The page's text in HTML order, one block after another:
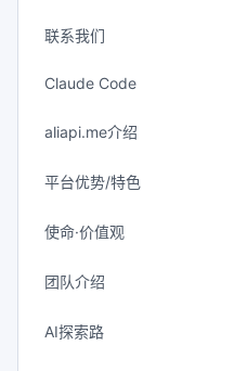
联系我们
Claude Code
aliapi.me介绍
平台优势/特色
使命·价值观
团队介绍
AI探索路